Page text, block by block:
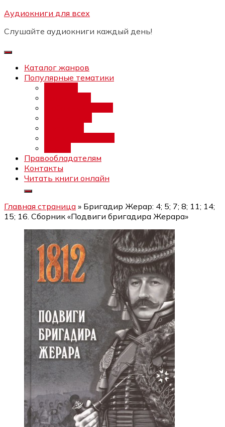
Перейти
содержимому
Аудиокниги для всех
Слушайте аудиокниги каждый день!
Каталог жанров
Популярные тематики
Правообладателям
Контакты
Читать книги онлайн
Главная страница » Бригадир Жерар: 4; 5; 7; 8; 11; 14;
15; 16. Сборник «Подвиги бригадира Жерара»
Бесплатный интенсив:
каналов"